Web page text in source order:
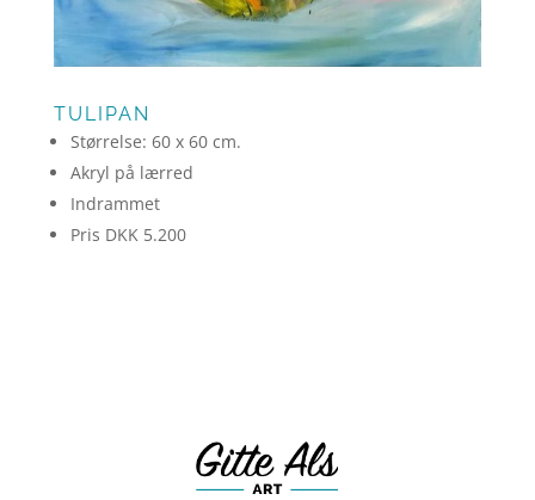
TULIPAN
Størrelse: 60 x 60 cm.
Akryl på lærred
Indrammet
Pris DKK 5.200